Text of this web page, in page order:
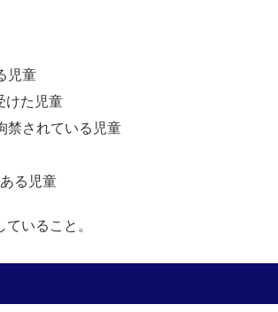
児童
けた児童
禁されている児童
る児童
いること。